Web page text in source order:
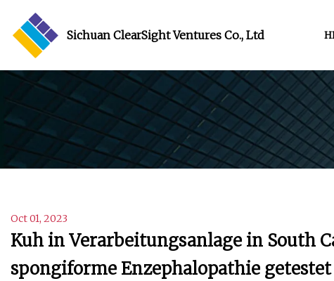
Sichuan ClearSight Ventures Co., Ltd
Oct 01, 2023
Kuh in Verarbeitungsanlage in South
spongiforme Enzephalopathie getestet